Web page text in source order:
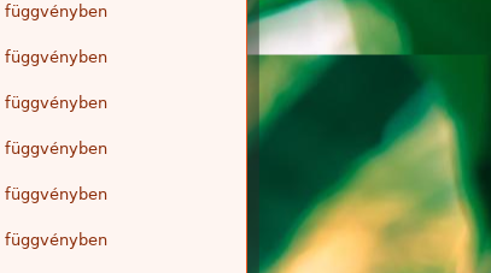
függvényben
függvényben
függvényben
függvényben
függvényben
függvényben